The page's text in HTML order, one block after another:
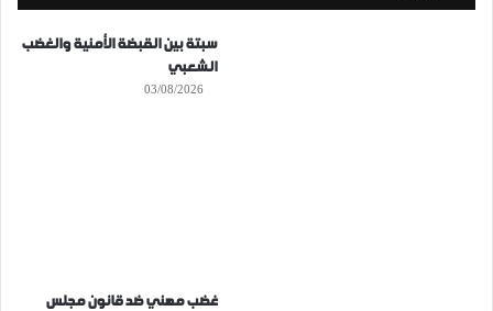
سبتة بين القبضة الأمنية والغضب
الشعبي
03/08/2026
غضب مهني ضد قانون مجلس